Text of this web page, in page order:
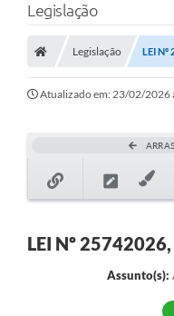
A Cidade
A Prefeitura
Notícias
Serviços Online
Multimídia
Legislação
Legislação LEI Nº
Atualizado em: 23/02/2026
LEI Nº
Assunto(s):